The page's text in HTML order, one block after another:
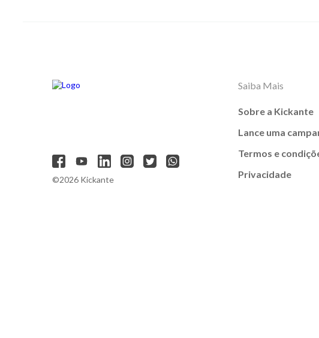
©2026 Kickante
Saiba Mais
Sobre a Kickante
Lance uma
Termos e
Privacidade